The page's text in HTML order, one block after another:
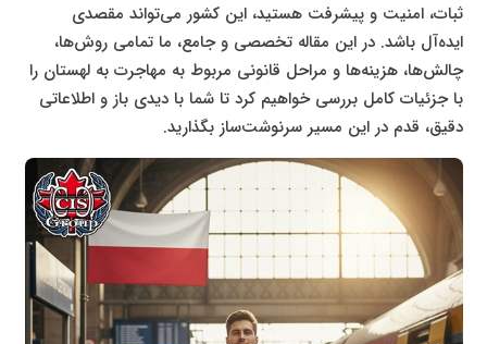
ثبات، امنیت و پیشرفت هستید، این کشور می‌تواند مقصدی
ایده‌آل باشد. در این مقاله تخصصی و جامع، ما تمامی روش‌ها،
چالش‌ها، هزینه‌ها و مراحل قانونی مربوط به مهاجرت به لهستان را
با جزئیات کامل بررسی خواهیم کرد تا شما با دیدی باز و اطلاعاتی
دقیق، قدم در این مسیر سرنوشت‌ساز بگذارید.